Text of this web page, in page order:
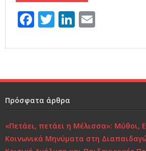
F
c
b
o
o
k
T
it
r
Li
k
dI
ai
Πρόσφατα άρθρα
«Πετάει, πετάει η Μέλισσα»: Μύθοι,
Κοινωνικά Μηνύματα στη